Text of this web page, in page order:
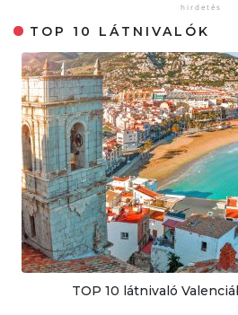
TOP 10 LÁTNIVALÓK
TOP 10 látnivaló